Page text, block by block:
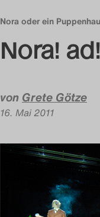
Nora oder ein
Nora!
von Grete Götze
16. Mai 2011